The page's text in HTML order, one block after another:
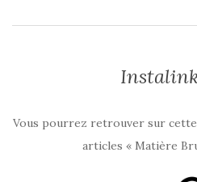
Vous pourrez retrouver sur
articles « Matière